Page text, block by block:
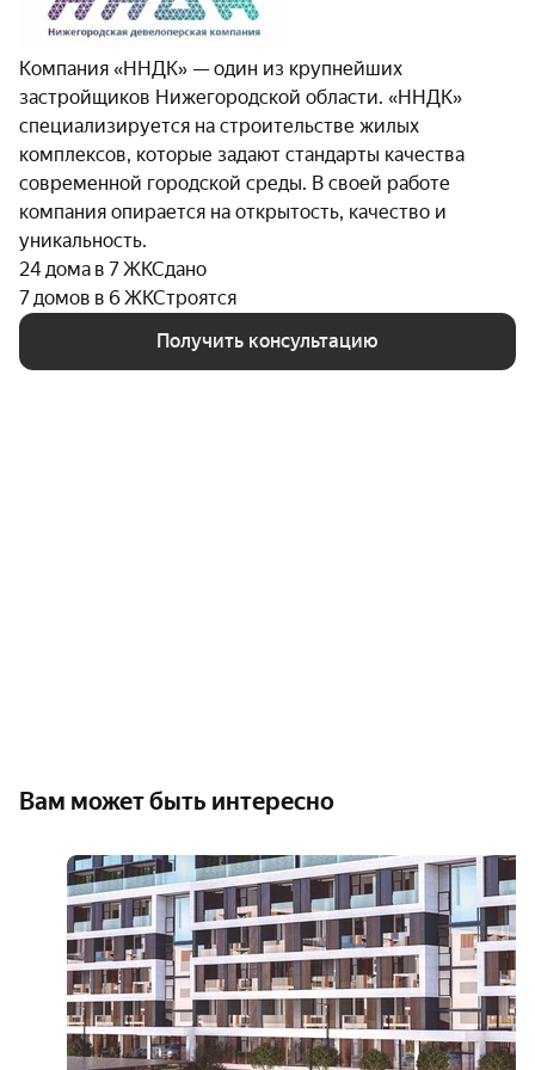
О застройщике
Проект реализует компания «ННДК» — один из
крупнейших застройщиков Нижегородской области.
На протяжении многих лет организация возводит
жилые комплексы, соответствующие современным
стандартам качества городской среды. В работе
компании прослеживаются принципы открытости,
ответственного подхода к качеству, а также
продуманности архитектуры и планировочных
решений.
Компания «ННДК» — один из крупнейших
застройщиков Нижегородской области. «ННДК»
специализируется на строительстве жилых
комплексов, которые задают стандарты качества
современной городской среды. В своей работе
компания опирается на открытость, качество и
уникальность.
24 дома в 7 ЖКСдано
7 домов в 6 ЖКСтроятся
Получить консультацию
Вам может быть интересно